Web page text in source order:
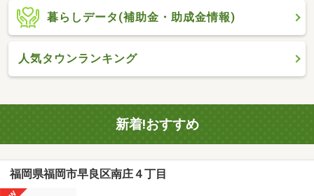
暮らしデータ(補助金・助成金情報)
人気タウンランキング
新着!おすすめ
福岡県福岡市早良区南庄４丁目